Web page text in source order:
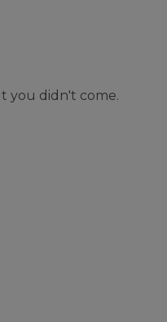
you didn't come.